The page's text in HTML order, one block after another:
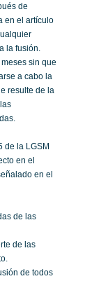
de
en el artículo
la fusión.
sin que
a cabo la
resulte de la
de la LGSM
en el
en el
de las
de las
de todos